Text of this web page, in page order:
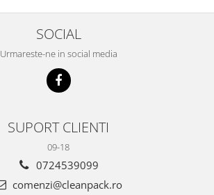
SOCIAL
Urmareste-ne in social media
SUPORT CLIENTI
09-18
0724539099
comenzi@cleanpack.ro